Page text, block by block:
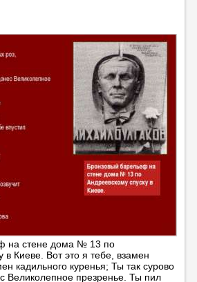
на стене дома № 13 по
в Киеве. Вот это я тебе, взамен
кадильного куренья; Ты так сурово
Великолепное презренье. Ты пил